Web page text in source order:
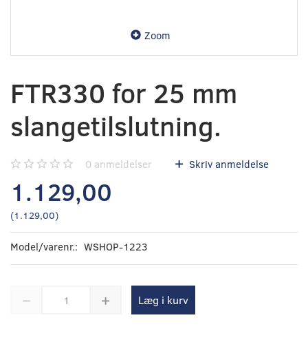
Zoom
FTR330 for 25 mm
slangetilslutning.
0 anmeldelser Skriv anmeldelse
1.129,00
(1.129,00)
Model/varenr.: WSHOP-1223
Læg i kurv